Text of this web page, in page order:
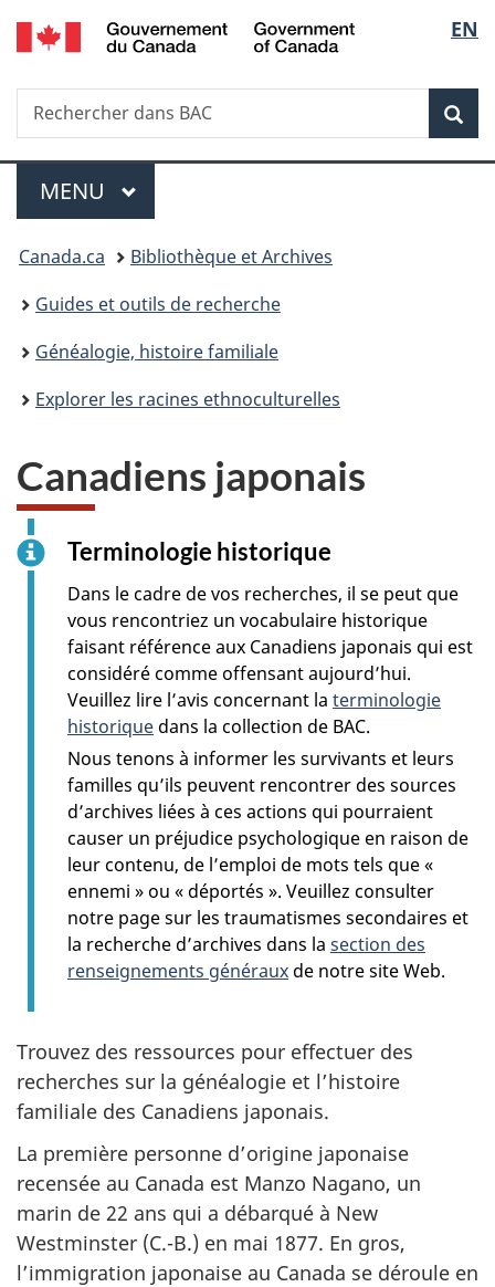
Passer
au
Passer
à
du
Passer
à
simplifiée
de
la
EN
Recherche
Rechercher
dans
Menu
MENU PRINCIPAL
Vous
êtes
ici :
Canada.ca
Bibliothèque et Archives
Guides et outils de recherche
Généalogie, histoire familiale
Explorer les racines ethnoculturelles
Canadiens japonais
Terminologie historique
Dans le cadre de vos recherches, il se peut que
vous rencontriez un vocabulaire historique
faisant référence aux Canadiens japonais qui est
considéré comme offensant aujourd’hui.
Veuillez lire l’avis concernant la terminologie
historique dans la collection de BAC.
Nous tenons à informer les survivants et leurs
familles qu’ils peuvent rencontrer des sources
d’archives liées à ces actions qui pourraient
causer un préjudice psychologique en raison de
leur contenu, de l’emploi de mots tels que «
ennemi » ou « déportés ». Veuillez consulter
notre page sur les traumatismes secondaires et
la recherche d’archives dans la section des
renseignements généraux de notre site Web.
Trouvez des ressources pour effectuer des
recherches sur la généalogie et l’histoire
familiale des Canadiens japonais.
La première personne d’origine japonaise
recensée au Canada est Manzo Nagano, un
marin de 22 ans qui a débarqué à New
Westminster (C.-B.) en mai 1877. En gros,
l’immigration japonaise au Canada se déroule en